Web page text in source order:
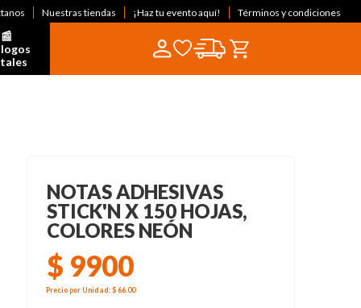
Nuestras tiendas ¡Haz tu evento aquí! Términos y condiciones
NOTAS ADHESIVAS
STICK'N X 150 HOJAS,
COLORES NEÓN
$ 9900
Precio porUnidad:$ 66.00